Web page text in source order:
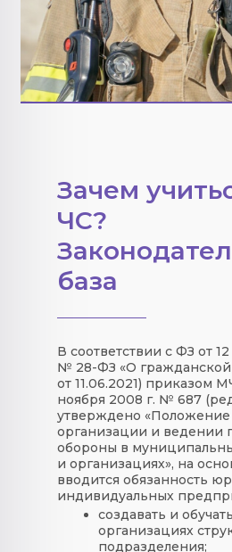
Зачем
ЧС?
база
В соответствии с ФЗ от
№ 28-ФЗ «О гражданской
от 11.06.2021) приказом
ноября 2008 г. № 687
утверждено «Положение
организации и ведении
обороны в
и организациях», на
вводится обязанность
индивидуальных
создавать и
организациях
подразделения;